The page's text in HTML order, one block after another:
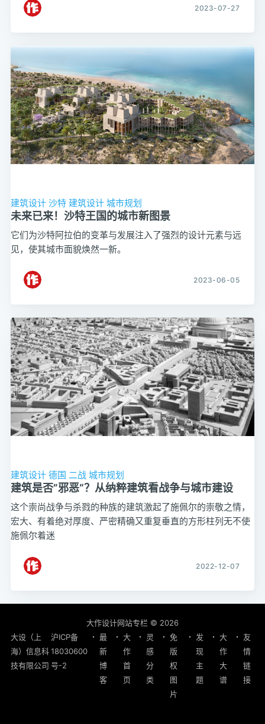
2023-07-27
建筑设计 沙特 建筑设计 城市规划
未来已来！沙特王国的城市新图景
它们为沙特阿拉伯的变革与发展注入了强烈的设计元素与远
见，使其城市面貌焕然一新。
2023-06-05
建筑设计 德国 二战 城市规划
建筑是否”邪恶“？从纳粹建筑看战争与城市建设
这个崇尚战争与杀戮的种族的建筑激起了施佩尔的崇敬之情，
宏大、有着绝对厚度、严密精确又重复垂直的方形柱列无不使
施佩尔着迷
2022-12-07
大作设计网站专栏 © 2026
大设（上
海）信息科
技有限公司
沪ICP备
18030600
号-2
最
新
博
客
大
作
首
页
灵
感
分
类
免
版
权
图
片
发
现
主
题
大
作
大
谱
友
情
链
接